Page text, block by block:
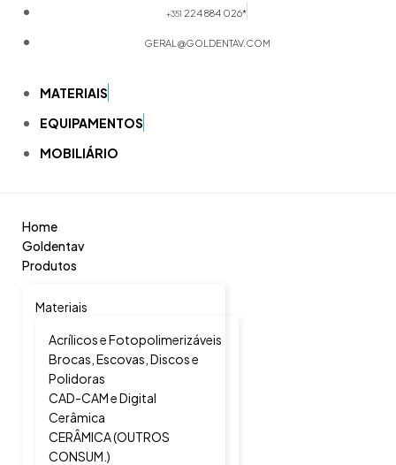
+351 224 884 026*
GERAL@GOLDENTAV.COM
MATERIAIS
EQUIPAMENTOS
MOBILIÁRIO
Home
Goldentav
Produtos
Materiais
Acrílicos e Fotopolimerizáveis
Brocas, Escovas, Discos e
Polidoras
CAD-CAM e Digital
Cerâmica
CERÂMICA (OUTROS
CONSUM.)